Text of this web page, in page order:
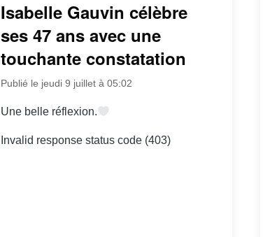
Isabelle Gauvin célèbre
ses 47 ans avec une
touchante constatation
Publié le jeudi 9 juillet à 05:02
Une belle réflexion.
Invalid response status code (403)